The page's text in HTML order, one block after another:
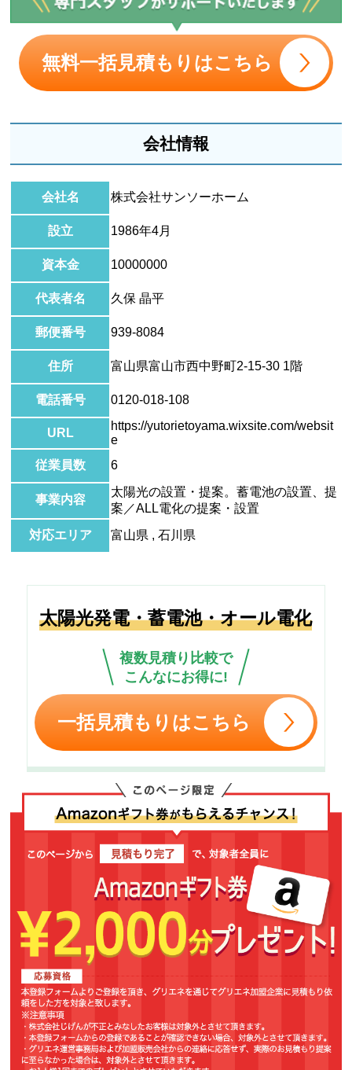
無料一括見積もりはこちら
会社情報
会社名 株式会社サンソーホーム
設立 1986年4月
資本金 10000000
代表者名 久保 晶平
郵便番号 939-8084
住所 富山県富山市西中野町2-15-30 1階
電話番号 0120-018-108
URL
https://yutorietoyama.wixsite.com/websit
e
従業員数
6
事業内容
太陽光の設置・提案。蓄電池の設置、提
案／ALL電化の提案・設置
対応エリア
富山県 , 石川県
太陽光発電・蓄電池・オール電化
複数見積り比較で
こんなにお得に!
一括見積もりはこちら